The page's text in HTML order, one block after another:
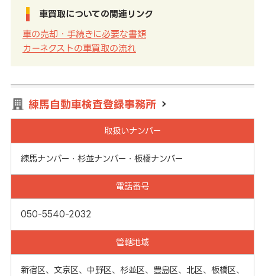
車買取についての関連リンク
車の売却・手続きに必要な書類
カーネクストの車買取の流れ
練馬自動車検査登録事務所
取扱いナンバー
練馬ナンバー・杉並ナンバー・板橋ナンバー
電話番号
050-5540-2032
管轄地域
新宿区、文京区、中野区、杉並区、豊島区、北区、板橋区、